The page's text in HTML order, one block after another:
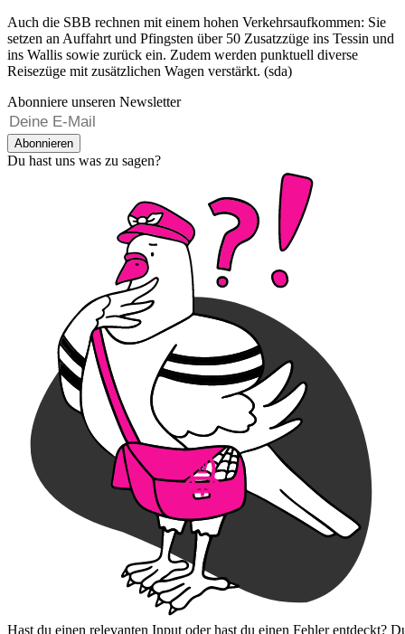
Auch die SBB rechnen mit einem hohen Verkehrsaufkommen: Sie
setzen an Auffahrt und Pfingsten über 50 Zusatzzüge ins Tessin und
ins Wallis sowie zurück ein. Zudem werden punktuell diverse
Reisezüge mit zusätzlichen Wagen verstärkt. (sda)
Abonniere unseren Newsletter
Abonnieren
Du hast uns was zu sagen?
Hast du einen relevanten Input oder hast du einen Fehler entdeckt?